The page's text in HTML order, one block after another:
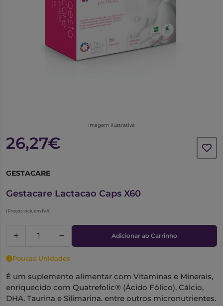
Imagem ilustrativa
26,27€
GESTACARE
Gestacare Lactacao Caps X60
(Preços incluem IVA)
Adicionar ao Carrinho
Poucas Unidades
É um suplemento alimentar com Vitaminas e Minerais,
enriquecido com Quatrefolic® (Ácido Fólico), Cálcio,
DHA, Taurina e Silimarina, entre outros micronutrientes,